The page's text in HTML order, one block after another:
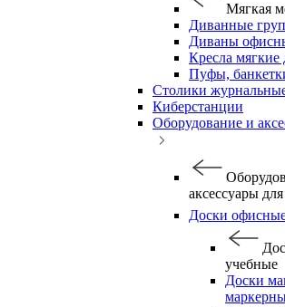
Мягкая
Диванные
Диваны
Кресла мягкие
Пуфы,
Столики
Киберстанции
Оборудование и
аксессуары
Доски
учебные
Доски